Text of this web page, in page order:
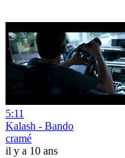
5:11
Kalash - Bando
cramé
il y a 10 ans